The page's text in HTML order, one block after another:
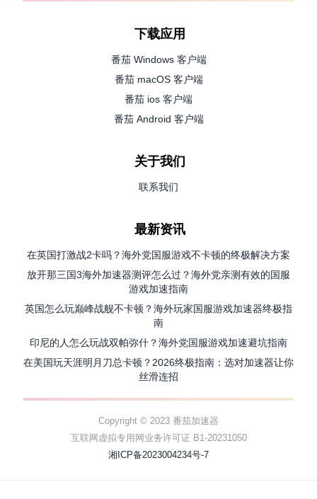
下载应用
番茄 Windows 客户端
番茄 macOS 客户端
番茄 ios 客户端
番茄 Android 客户端
关于我们
联系我们
最新资讯
在英国打激战2卡吗？海外党国服游戏不卡顿的终极解决方案
放开那三国3海外加速器测评怎么过？海外党亲测有效的国服
游戏加速指南
英国怎么玩巅峰战舰不卡顿？海外玩家国服游戏加速器终极指
南
印尼的人怎么玩战双帕弥什？海外党国服游戏加速避坑指南
在美国玩天涯明月刀总卡顿？2026终极指南：选对加速器让你
丝滑连招
Copyright © 2023 番茄加速器
互联网虚拟专用网业务许可证 B1-20231050
湘ICP备2023004234号-7